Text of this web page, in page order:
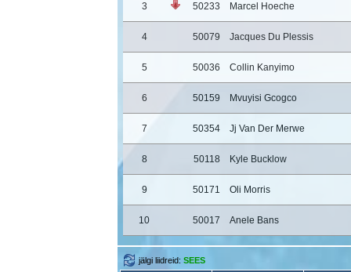
3 50233 Marcel Hoeche
4 50079 Jacques Du Plessis
5 50036 Collin Kanyimo
6 50159 Mvuyisi Gcogco
7 50354 Jj Van Der Merwe
8 50118 Kyle Bucklow
9 50171 Oli Morris
10 50017 Anele Bans
jälgi liidreid: SEES